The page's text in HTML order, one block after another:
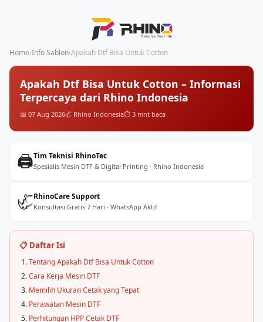
Home›Info Sablon›Apakah Dtf Bisa Untuk Cotton
Apakah Dtf Bisa Untuk Cotton – Informasi
Terpercaya dari Rhino Indonesia
📅 07 Aug 2026🦏 Rhino Indonesia⏱️ 3 mnt baca
🖨️Tim Teknisi RhinoTec
Spesialis Mesin DTF & Digital Printing · Rhino Indonesia
🦏RhinoCare Support
Konsultasi Gratis 7 Hari · WhatsApp Aktif
📋 Daftar Isi
Tentang Apakah Dtf Bisa Untuk Cotton
Cara Kerja Mesin DTF
Memilih Ukuran Cetak yang Tepat
Perawatan Mesin DTF
Perhitungan HPP Cetak DTF